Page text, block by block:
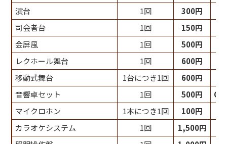
演台
1回
300円
司会者台
1回
150円
金屏風
1回
500円
レクホール舞台
1回
600円
移動式舞台
1台につき1回
600円
音響卓セット
1回 500円
マイクロホン
1本につき1回
100円
カラオケシステム
1回
1,500円